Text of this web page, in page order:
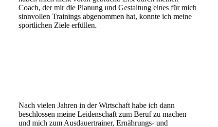
Coach, der mir die Planung und Gestaltung eines für mich
sinnvollen Trainings abgenommen hat, konnte ich meine
sportlichen Ziele erfüllen.
Nach vielen Jahren in der Wirtschaft habe ich dann
beschlossen meine Leidenschaft zum Beruf zu machen
und mich zum Ausdauertrainer, Ernährungs- und